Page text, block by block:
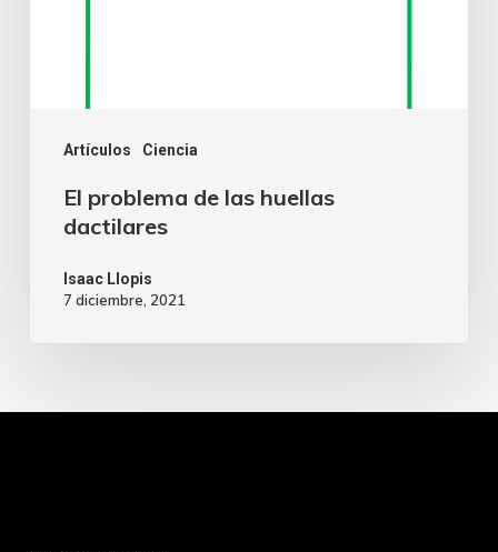
Artículos Ciencia
El problema de las huellas
dactilares
Isaac Llopis
7 diciembre, 2021